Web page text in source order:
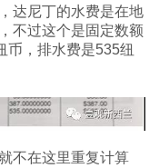
达尼丁的水费是在地
不过这个是固定数额
币，排水费是535纽
不在这里重复计算